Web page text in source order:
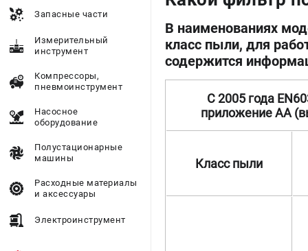
Запасные части
Измерительный
инструмент
Компрессоры,
пневмоинструмент
Насосное
оборудование
Полустационарные
машины
Расходные материалы
и аксессуары
Электроинструмент
В наименованиях
класс пыли, для
содержится
С 2005 года
приложение AA
Класс пыли